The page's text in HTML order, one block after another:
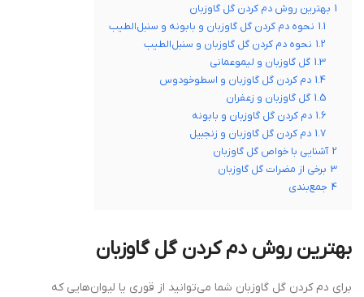
1 بهترین روش دم کردن گل گاوزبان
1.1 نحوه دم کردن گل گاوزبان و بابونه و سنبل‌الطیب
1.2 نحوه دم کردن گل گاوزبان و سنبل‌الطیب
1.3 گل گاوزبان و لیموعمانی
1.4 دم کردن گل گاوزبان و اسطوخودوس
1.5 گل گاوزبان و زعفران
1.6 دم کردن گل گاوزبان و بابونه
1.7 دم کردن گل گاوزبان و زنجبیل
2 آشنایی با خواص گل گاوزبان
3 برخی از مضرات گل گاوزبان
4 جمع‌بندی
بهترین روش دم کردن گل گاوزبان
برای دم کردن گل گاوزبان شما می‌توانید از قوری یا لیوان‌هایی که